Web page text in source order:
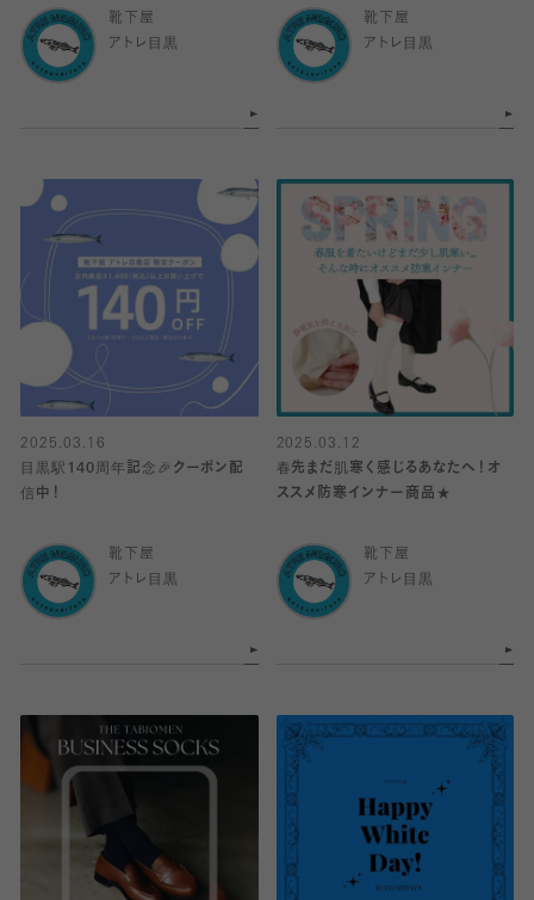
靴下屋
アトレ目黒
靴下屋
アトレ目黒
2025.03.16
目黒駅140周年記念🎉クーポン配
信中！
靴下屋
アトレ目黒
2025.03.12
春先まだ肌寒く感じるあなたへ！オ
ススメ防寒インナー商品★
靴下屋
アトレ目黒